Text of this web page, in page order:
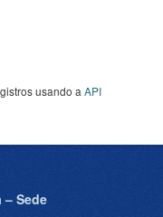
usando a API
– Sede